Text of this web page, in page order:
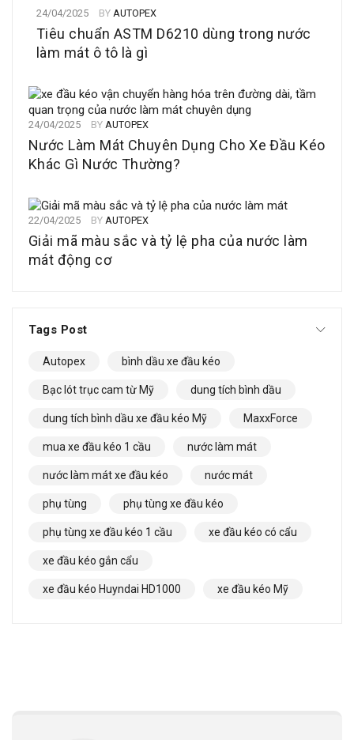
24/04/2025 BY AUTOPEX
Tiêu chuẩn ASTM D6210 dùng trong nước
làm mát ô tô là gì
24/04/2025 BY AUTOPEX
Nước Làm Mát Chuyên Dụng Cho Xe Đầu Kéo
Khác Gì Nước Thường?
22/04/2025 BY AUTOPEX
Giải mã màu sắc và tỷ lệ pha của nước làm
mát động cơ
Tags Post
Autopex bình dầu xe đầu kéo
Bạc lót trục cam từ Mỹ dung tích bình dầu
dung tích bình dầu xe đầu kéo Mỹ MaxxForce
mua xe đầu kéo 1 cầu nước làm mát
nước làm mát xe đầu kéo nước mát
phụ tùng phụ tùng xe đầu kéo
phụ tùng xe đầu kéo 1 cầu xe đầu kéo có cẩu
xe đầu kéo gắn cẩu
xe đầu kéo Huyndai HD1000 xe đầu kéo Mỹ